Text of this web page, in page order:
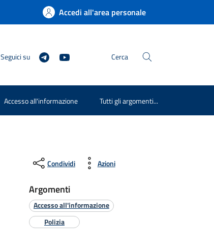
Accedi all'area personale
Seguici su Cerca
Accesso all'informazione Tutti gli argomenti...
Condividi Azioni
Argomenti
Accesso all'informazione
Polizia